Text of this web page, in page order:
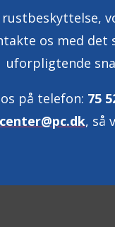
os med det
uforpligtende
på telefon: 75
, så